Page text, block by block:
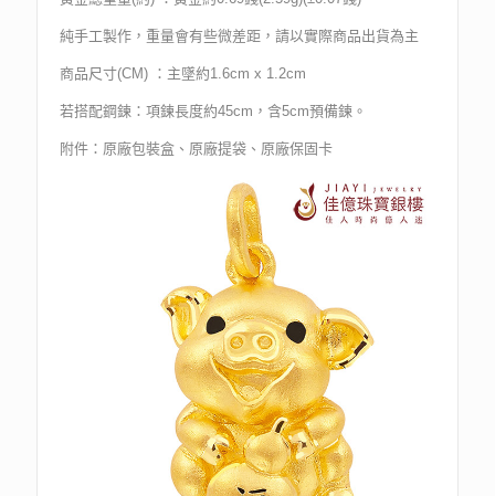
純手工製作，重量會有些微差距，請以實際商品出貨為主
商品尺寸(CM) ：主墜約1.6cm x 1.2cm
若搭配鋼鍊：項鍊長度約45cm，含5cm預備鍊。
附件：原廠包裝盒、原廠提袋、原廠保固卡